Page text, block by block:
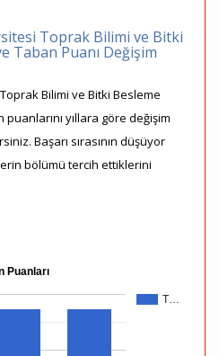
Toprak Bilimi ve Bitki
Taban Puanı Değişim
Bilimi ve Bitki Besleme
yıllara göre değişim
Başarı sırasının düşüyor
bölümü tercih ettiklerini
Puanları
T…